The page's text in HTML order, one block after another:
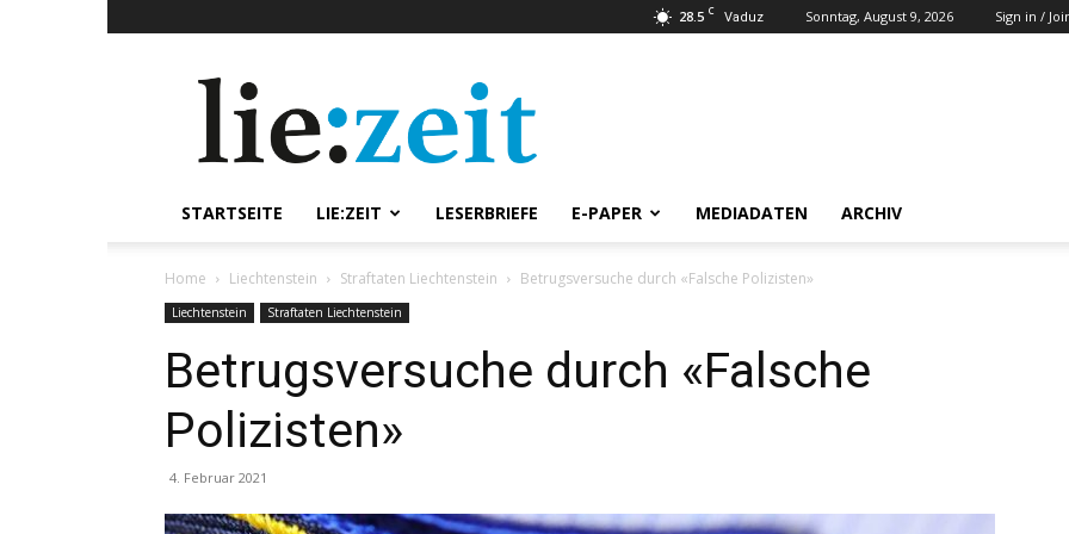
28.5 C Vaduz Sonntag, August 9, 2026 Sign in /
STARTSEITE LIE:ZEIT LESERBRIEFE E-PAPER MEDIADATEN ARCHIV
Home Liechtenstein Straftaten Liechtenstein Betrugsversuche durch «Falsche Polizisten»
Liechtenstein Straftaten Liechtenstein
Betrugsversuche durch «Falsche
Polizisten»
4. Februar 2021